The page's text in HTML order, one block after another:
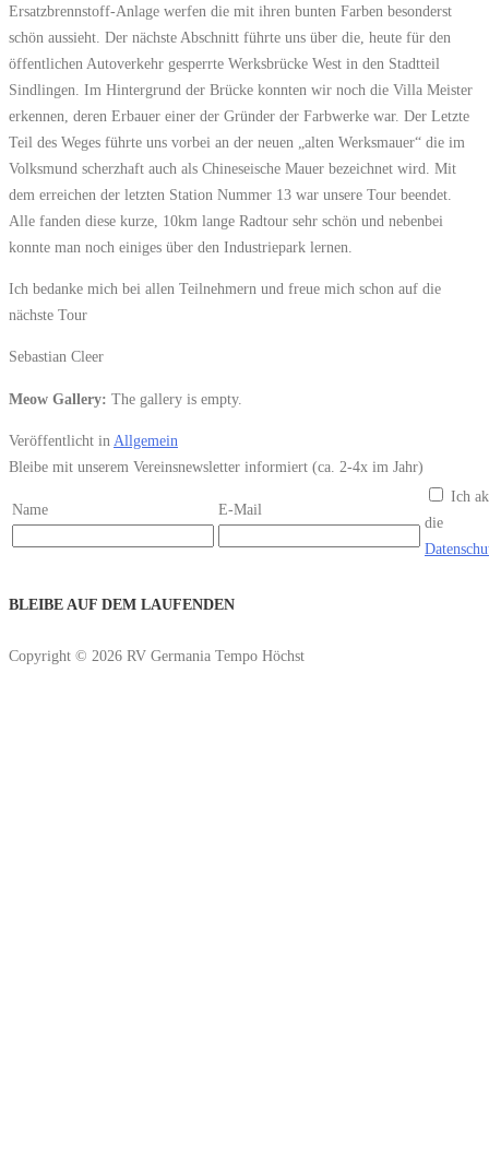
Ersatzbrennstoff-Anlage werfen die mit ihren bunten Farben besonderst
schön aussieht. Der nächste Abschnitt führte uns über die, heute für den
öffentlichen Autoverkehr gesperrte Werksbrücke West in den Stadtteil
Sindlingen. Im Hintergrund der Brücke konnten wir noch die Villa Meister
erkennen, deren Erbauer einer der Gründer der Farbwerke war. Der Letzte
Teil des Weges führte uns vorbei an der neuen „alten Werksmauer“ die im
Volksmund scherzhaft auch als Chineseische Mauer bezeichnet wird. Mit
dem erreichen der letzten Station Nummer 13 war unsere Tour beendet.
Alle fanden diese kurze, 10km lange Radtour sehr schön und nebenbei
konnte man noch einiges über den Industriepark lernen.
Ich bedanke mich bei allen Teilnehmern und freue mich schon auf die
nächste Tour
Sebastian Cleer
Meow Gallery: The gallery is empty.
Veröffentlicht in Allgemein
Bleibe mit unserem Vereinsnewsletter informiert (ca. 2-4x im Jahr)
Name E-Mail
Ich
die
BLEIBE AUF DEM LAUFENDEN
Copyright © 2026 RV Germania Tempo Höchst